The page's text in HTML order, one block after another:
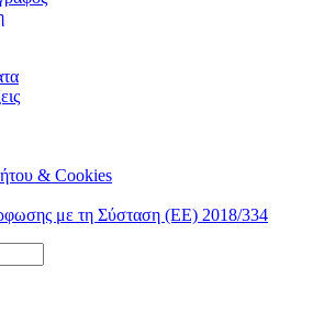
& Cookies
με τη Σύσταση (ΕΕ) 2018/334